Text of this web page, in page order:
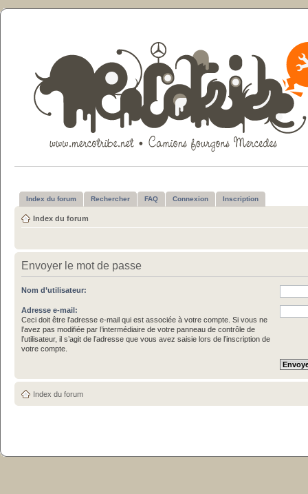
Index du forum Rechercher FAQ Connexion Inscription
Index du forum
Envoyer le mot de passe
Nom d’utilisateur:
Adresse e-mail:
Ceci doit être l’adresse e-mail qui est associée à votre compte. Si vous ne
l’avez pas modifiée par l’intermédiaire de votre panneau de contrôle de
l’utilisateur, il s’agit de l’adresse que vous avez saisie lors de l’inscription de
votre compte.
Index du forum